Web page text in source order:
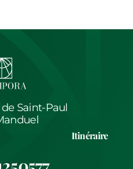
Saint-Paul
Itinéraire